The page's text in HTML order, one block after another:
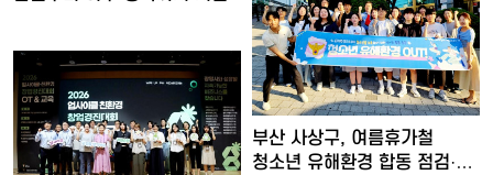
부산 사상구, 여름휴가철
청소년 유해환경 합동 점검·